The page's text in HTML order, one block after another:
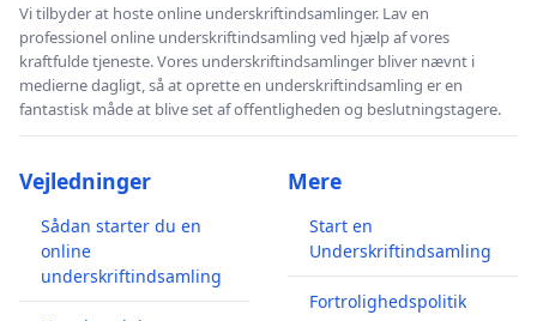
Vi tilbyder at hoste online underskriftindsamlinger. Lav en
professionel online underskriftindsamling ved hjælp af vores
kraftfulde tjeneste. Vores underskriftindsamlinger bliver nævnt i
medierne dagligt, så at oprette en underskriftindsamling er en
fantastisk måde at blive set af offentligheden og beslutningstagere.
Vejledninger
Sådan starter du en
online
underskriftindsamling
Mere
Start en
Underskriftindsamling
Fortrolighedspolitik